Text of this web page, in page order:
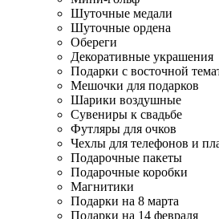
Шуточные медали
Шуточные ордена
Обереги
Декоративные украшения
Подарки с восточной
Мешочки для подарков
Шарики воздушные
Сувениры к свадьбе
Футляры для очков
Чехлы для телефонов и
Подарочные пакеты
Подарочные коробки
Магнитики
Подарки на 8 марта
Подарки на 14 февраля